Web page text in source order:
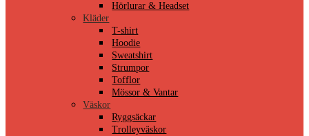
Hörlurar & Headset
Kläder
T-shirt
Hoodie
Sweatshirt
Strumpor
Tofflor
Mössor & Vantar
Väskor
Ryggsäckar
Trolleyväskor